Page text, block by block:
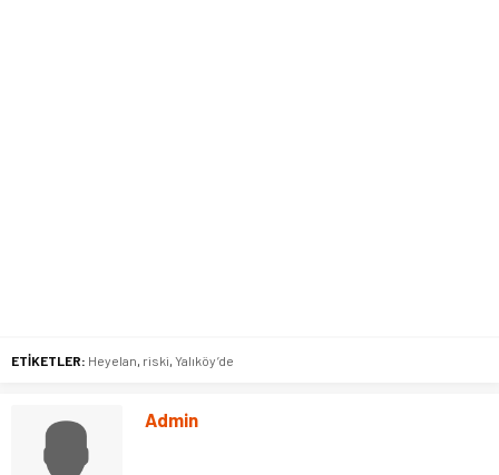
ETİKETLER: Heyelan, riski, Yalıköy’de
Admin